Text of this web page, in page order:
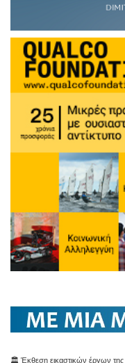
🏛️ Έκθεση εικαστικών έργων της